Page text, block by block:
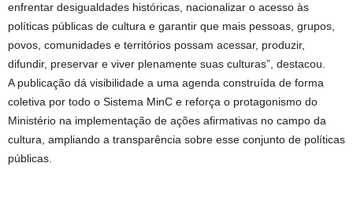
enfrentar desigualdades históricas, nacionalizar o acesso às
políticas públicas de cultura e garantir que mais pessoas, grupos,
povos, comunidades e territórios possam acessar, produzir,
difundir, preservar e viver plenamente suas culturas”, destacou.
A publicação dá visibilidade a uma agenda construída de forma
coletiva por todo o Sistema MinC e reforça o protagonismo do
Ministério na implementação de ações afirmativas no campo da
cultura, ampliando a transparência sobre esse conjunto de políticas
públicas.